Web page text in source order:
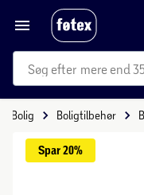
mere end
Bolig Boligtilbehør
Spar 20%